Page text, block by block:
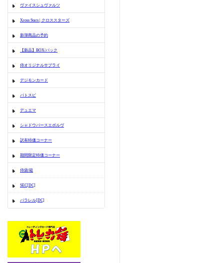
ヴァイスシュヴァルツ
Xross Stars | クロススターズ
新弾商品の予約
【新品】BOX/パック
侍オリジナルサプライ
デジモンカード
バトスピ
デュエマ
シャドウバースエボルヴ
訳有特価コーナー
期間限定特価コーナー
侍袋/箱
SEC[DC]
パラレル[DC]